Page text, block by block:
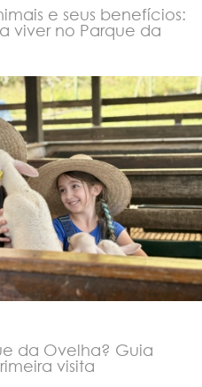
e seus benefícios:
viver no Parque da
da Ovelha? Guia
visita